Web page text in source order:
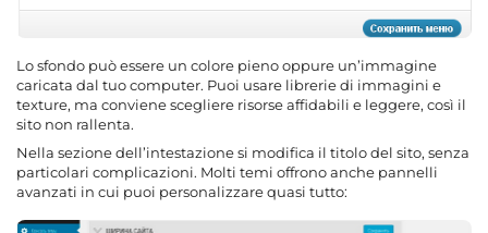
Lo sfondo può essere un colore pieno oppure un’immagine
caricata dal tuo computer. Puoi usare librerie di immagini e
texture, ma conviene scegliere risorse affidabili e leggere, così il
sito non rallenta.
Nella sezione dell’intestazione si modifica il titolo del sito, senza
particolari complicazioni. Molti temi offrono anche pannelli
avanzati in cui puoi personalizzare quasi tutto: